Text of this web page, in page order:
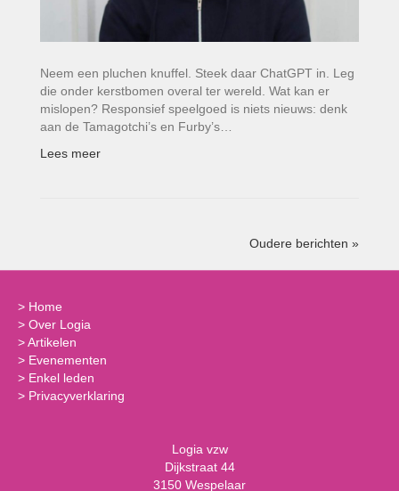
Neem een pluchen knuffel. Steek daar ChatGPT in. Leg
die onder kerstbomen overal ter wereld. Wat kan er
mislopen? Responsief speelgoed is niets nieuws: denk
aan de Tamagotchi’s en Furby’s…
Lees meer
Oudere berichten »
> Home
> Over Logia
>Artikelen
> Evenementen
> Enkel leden
> Privacyverklaring
Logia vzw
Dijkstraat 44
3150 Wespelaar